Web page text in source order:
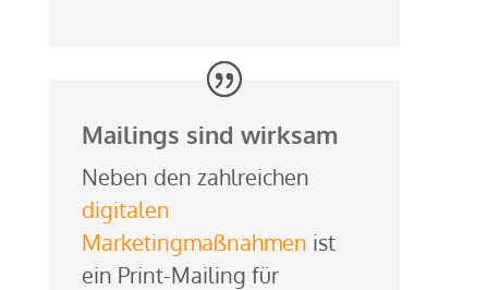
Mailings sind wirksam
Neben den zahlreichen
digitalen
Marketingmaßnahmen ist
ein Print-Mailing für